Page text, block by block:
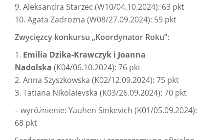
9. Aleksandra Starzec (W10/04.10.2024): 63 pkt
10. Agata Zadrożna (W08/27.09.2024): 59 pkt
Zwycięzcy konkursu „Koordynator Roku”:
1. Emilia Dzika-Krawczyk i Joanna
Nadolska (K04/06.10.2024): 76 pkt
2. Anna Szyszkowska (K02/12.09.2024): 75 pkt
3. Tatiana Nikolaievska (K03/26.09.2024): 70 pkt
– wyróżnienie: Yauhen Sinkevich (K01/05.09.2024):
68 pkt